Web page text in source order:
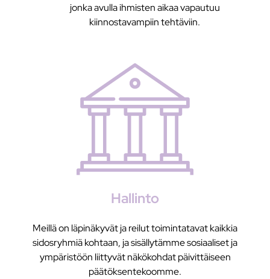
jonka avulla ihmisten aikaa vapautuu
kiinnostavampiin tehtäviin.
Hallinto
Meillä on läpinäkyvät ja reilut toimintatavat kaikkia
sidosryhmiä kohtaan, ja sisällytämme sosiaaliset ja
ympäristöön liittyvät näkökohdat päivittäiseen
päätöksentekoomme.